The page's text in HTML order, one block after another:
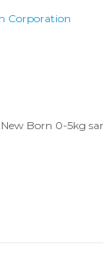
Corporation
Born 0-5kg